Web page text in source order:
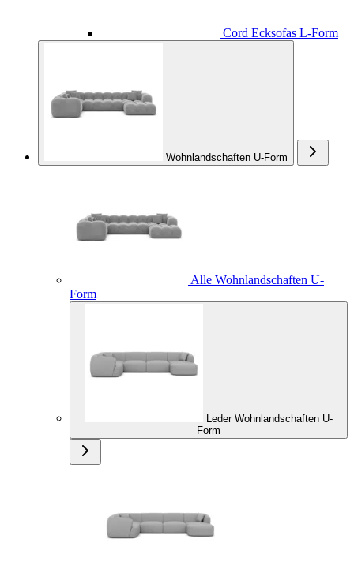
Cord Ecksofas L-Form
Wohnlandschaften U-Form
Alle Wohnlandschaften U-
Form
Leder Wohnlandschaften U-
Form